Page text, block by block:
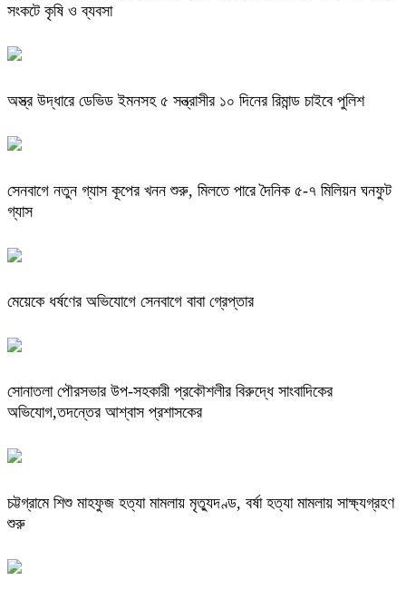
সংকটে কৃষি ও ব্যবসা
অস্ত্র উদ্ধারে ডেভিড ইমনসহ ৫ সন্ত্রাসীর ১০ দিনের রিমান্ড চাইবে পুলিশ
সেনবাগে নতুন গ্যাস কূপের খনন শুরু, মিলতে পারে দৈনিক ৫-৭ মিলিয়ন ঘনফুট
গ্যাস
মেয়েকে ধর্ষণের অভিযোগে সেনবাগে বাবা গ্রেপ্তার
সোনাতলা পৌরসভার উপ-সহকারী প্রকৌশলীর বিরুদ্ধে সাংবাদিকের
অভিযোগ,তদন্তের আশ্বাস প্রশাসকের
চট্টগ্রামে শিশু মাহফুজ হত্যা মামলায় মৃত্যুদণ্ড, বর্ষা হত্যা মামলায় সাক্ষ্যগ্রহণ
শুরু